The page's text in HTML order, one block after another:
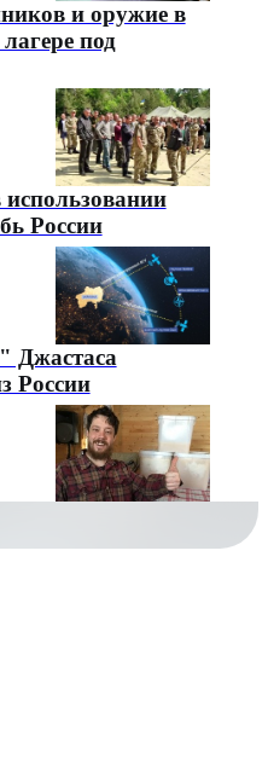
и оружие в
под
России
Джастаса
России